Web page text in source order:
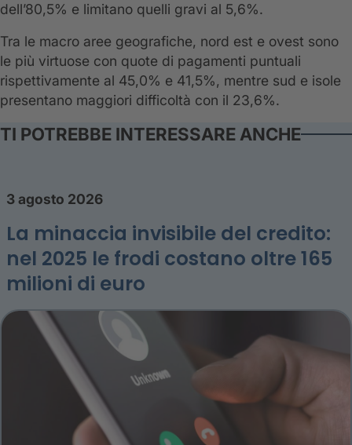
dell’80,5% e limitano quelli gravi al 5,6%.
Tra le macro aree geografiche, nord est e ovest sono
le più virtuose con quote di pagamenti puntuali
rispettivamente al 45,0% e 41,5%, mentre sud e isole
presentano maggiori difficoltà con il 23,6%.
TI POTREBBE INTERESSARE ANCHE
3 agosto 2026
La minaccia invisibile del credito:
nel 2025 le frodi costano oltre 165
milioni di euro